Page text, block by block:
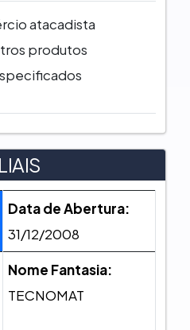
atacadista
produtos
Data de Abertura:
31/12/2008
Nome Fantasia:
TECNOMAT